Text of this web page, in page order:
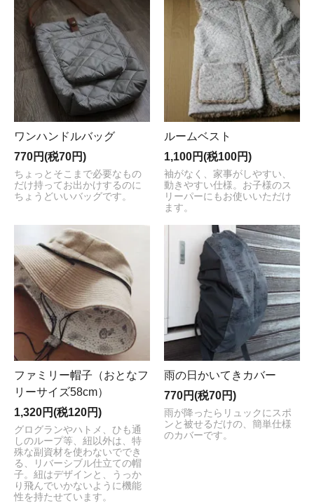
ワンハンドルバッグ
770円(税70円)
ちょっとそこまで必要なもの
だけ持ってお出かけするのに
ちょうどいいバッグです。
ルームベスト
1,100円(税100円)
袖がなく、家事がしやすい、
動きやすい仕様。お子様のス
リーパーにもお使いいただけ
ます。
ファミリー帽子（おとなフ
リーサイズ58cm）
1,320円(税120円)
グログランやハトメ、ひも通
しのループ等、紐以外は、特
殊な副資材を使わないででき
る、リバーシブル仕立ての帽
子。紐はデザインと、うっか
り飛んでいかないように機能
性を持たせています。
雨の日かいてきカバー
770円(税70円)
雨が降ったらリュックにスポ
ンと被せるだけの、簡単仕様
のカバーです。